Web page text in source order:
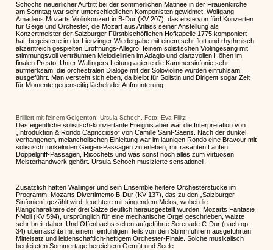
Schochs neuerlicher Auftritt bei der sommerlichen Matinee in der Frauenkirche
am Sonntag war sehr unterschiedlichen Komponisten gewidmet. Wolfgang
Amadeus Mozarts Violinkonzert in B-Dur (KV 207), das erste von fünf Konzerten
für Geige und Orchester, die Mozart aus Anlass seiner Anstellung als
Konzertmeister der Salzburger Fürstbischöflichen Hofkapelle 1775 komponiert
hat, begeisterte in der Lienzinger Wiedergabe mit einem sehr flott und rhythmisch
akzentreich gespielten Eröffnungs-Allegro, feinem solistischen Violingesang mit
stimmungsvoll verträumten Melodielinien im Adagio und glanzvollen Höhen im
finalen Presto. Unter Wallingers Leitung agierte die Kammersinfonie sehr
aufmerksam, die orchestralen Dialoge mit der Solovioline wurden einfühlsam
ausgeführt. Man versteht sich eben, da bleibt für Solistin und Dirigent sogar Zeit
für Momente gegenseitig lächelnder Aufmunterung.
Brilliert mit feinem Geigenton: Ursula Schoch. Foto: Eva Filitz
Das eigentliche solistisch-konzertante Ereignis aber war die Interpretation von
„Introduktion & Rondo Capriccioso“ von Camille Saint-Saëns. Nach der dunkel
verhangenen, melancholischen Einleitung war im launigen Rondo eine Bravour mit
solistisch funkelnden Geigen-Passagen zu erleben, mit rasanten Läufen,
Doppelgriff-Passagen, Ricochets und was sonst noch alles zum virtuosen
Meisterhandwerk gehört. Ursula Schoch musizierte sensationell.
Zusätzlich hatten Wallinger und sein Ensemble heitere Orchesterstücke im
Programm. Mozarts Divertimento B-Dur (KV 137), das zu den „Salzburger
Sinfonien“ gezählt wird, leuchtete mit singendem Melos, wobei die
Klangcharaktere der drei Sätze deutlich herausgestellt wurden. Mozarts Fantasie
f-Moll (KV 594), ursprünglich für eine mechanische Orgel geschrieben, walzte
sehr breit daher. Und Offenbachs selten aufgeführte Serenade C-Dur (nach op.
34) überraschte mit einem feinfühligen, teils von den Stimmführern ausgeführten
Mittelsatz und leidenschaftlich-heftigem Orchester-Finale. Solche musikalisch
begleiteten Sommertage bereichern Gemüt und Seele.